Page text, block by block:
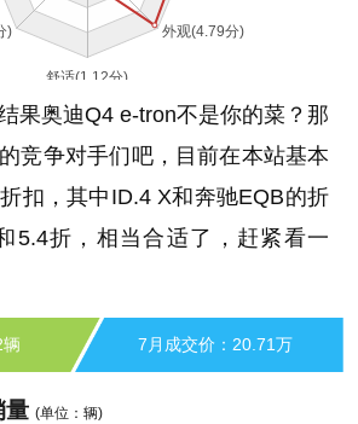
果奥迪Q4 e-tron不是你的菜？那
竞争对手们吧，目前在本站基本
扣，其中ID.4 X和奔驰EQB的折
5.4折，相当合适了，赶紧看一
7月成交价：20.71万
量 (单位：辆)